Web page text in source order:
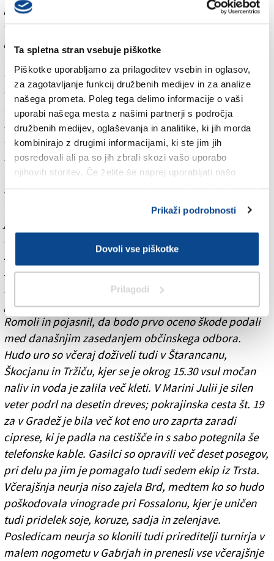
Ta spletna stran vsebuje piškotke
Piškotke uporabljamo za prilagoditev vsebin in oglasov,
za zagotavljanje funkcij družbenih medijev in za analize
našega prometa. Poleg tega delimo informacije o vaši
uporabi našega mesta z našimi partnerji s področja
družbenih medijev, oglaševanja in analitike, ki jih morda
kombinirajo z drugimi informacijami, ki ste jim jih
posredovali ali pa so jih zbrali skozi vašo uporabo
njihovih storitev. Če želite še naprej uporabljati našo
Prikaži podrobnosti
Dovoli vse piškotke
Prilagodi
ponekod je voda zalila kleti in poškodovala električna
omrežja. Ker se je v žlebovih nabrala toča, je voda
prodrla v poslopje Fundacije Goriške hranilnice v ulici
Carducci in poškodovala strop. Gasilcem je pri
odpravi posledic neurja priskočilo na pomoč tudi več
ekip civilne zaščite
Po nevihti se je začelo ocenjevanje škode. Po mestu je
bilo mogoče opaziti številne avtomobiliste, ki so si
ogledovali udarce na svojih vozilih. Včerajšnje nevihte
ne bodo pozabili niti lastniki avtomobilskih salonov iz
ulice Terza armata; toča se ni usmilila niti ene
avtomobilske znamke in po vrsti poškodovala razne
toyote, fiate, renaulte, hyundaye in druge. Večina vozil
je imela poškodovano streho in sprednji pokrov,
nekaterim pa je toča razbila tudi reflektorje.
Župan Ettore Romoli je napovedal, da bo uprava
zaprosila deželo za razglasitev izrednega stanja, saj je
bila škoda ogromna. »Deželo bomo prosili, da naj
pomaga pri odpravi posledic ujme,« je poudaril
Romoli in pojasnil, da bodo prvo oceno škode podali
med današnjim zasedanjem občinskega odbora.
Hudo uro so včeraj doživeli tudi v Štarancanu,
Škocjanu in Tržiču, kjer se je okrog 15.30 vsul močan
naliv in voda je zalila več kleti. V Marini Julii je silen
veter podrl na desetin dreves; pokrajinska cesta št. 19
za v Gradež je bila več kot eno uro zaprta zaradi
ciprese, ki je padla na cestišče in s sabo potegnila še
telefonske kable. Gasilci so opravili več deset posegov,
pri delu pa jim je pomagalo tudi sedem ekip iz Trsta.
Včerajšnja neurja niso zajela Brd, medtem ko so hudo
poškodovala vinograde pri Fossalonu, kjer je uničen
tudi pridelek soje, koruze, sadja in zelenjave.
Posledicam neurja so klonili tudi prireditelji turnirja v
malem nogometu v Gabrjah in prenesli vse včerajšnje